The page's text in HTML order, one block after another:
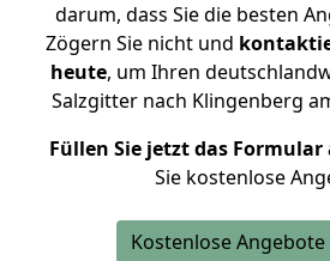
darum, dass Sie die besten
Zögern Sie nicht und
heute, um Ihren
Salzgitter nach Klingenberg
Füllen Sie jetzt das Formular
Sie kostenlose
Kostenlose